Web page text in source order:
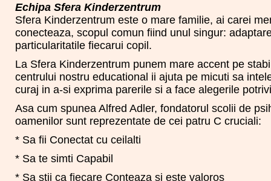
Echipa Sfera Kinderzentrum
Sfera Kinderzentrum este o mare familie, ai carei
conecteaza, scopul comun fiind unul singur:
particularitatile fiecarui copil.
La Sfera Kinderzentrum punem mare accent pe
centrului nostru educational ii ajuta pe micuti sa
curaj in a-si exprima parerile si a face alegerile
Asa cum spunea Alfred Adler, fondatorul scolii de
oamenilor sunt reprezentate de cei patru C cruciali:
* Sa fii Conectat cu ceilalti
* Sa te simti Capabil
* Sa stii ca fiecare Conteaza si este valoros